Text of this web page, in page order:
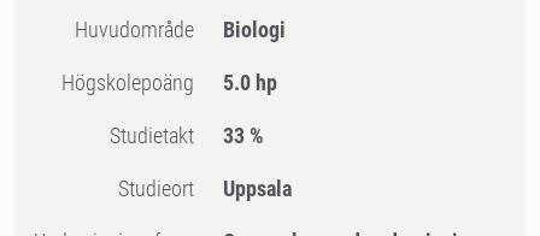
Huvudområde Biologi
högskolepoäng 5.0 hp
Studietakt 33 %
Studieort Uppsala